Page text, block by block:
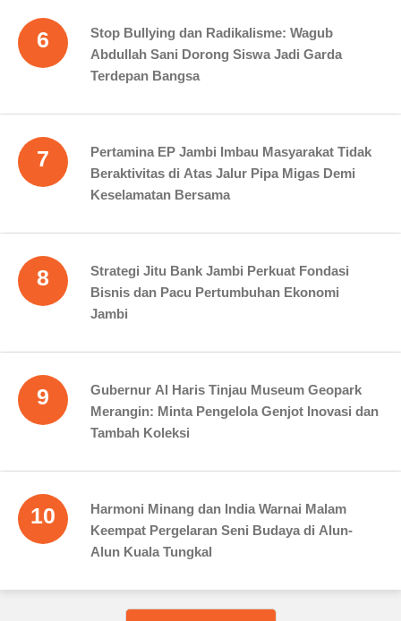
6
Stop Bullying dan Radikalisme: Wagub
Abdullah Sani Dorong Siswa Jadi Garda
Terdepan Bangsa
7
Pertamina EP Jambi Imbau Masyarakat Tidak
Beraktivitas di Atas Jalur Pipa Migas Demi
Keselamatan Bersama
8
Strategi Jitu Bank Jambi Perkuat Fondasi
Bisnis dan Pacu Pertumbuhan Ekonomi
Jambi
9
Gubernur Al Haris Tinjau Museum Geopark
Merangin: Minta Pengelola Genjot Inovasi dan
Tambah Koleksi
10
Harmoni Minang dan India Warnai Malam
Keempat Pergelaran Seni Budaya di Alun-
Alun Kuala Tungkal